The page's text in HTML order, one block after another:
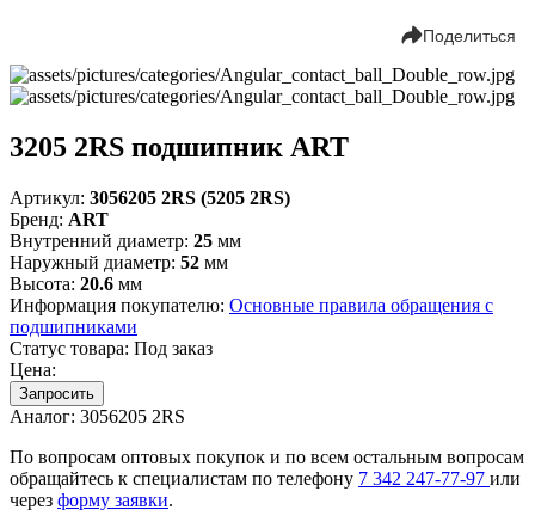
Поделиться
3205 2RS подшипник ART
Артикул: 3056205 2RS (5205 2RS)
Бренд: ART
Внутренний диаметр: 25 мм
Наружный диаметр: 52 мм
Высота: 20.6 мм
Информация покупателю: Основные правила обращения с
подшипниками
Статус товара: Под заказ
Цена:
Запросить
Аналог: 3056205 2RS
По вопросам оптовых покупок и по всем остальным вопросам
обращайтесь к специалистам по телефону 7 342 247-77-97 или
через форму заявки.